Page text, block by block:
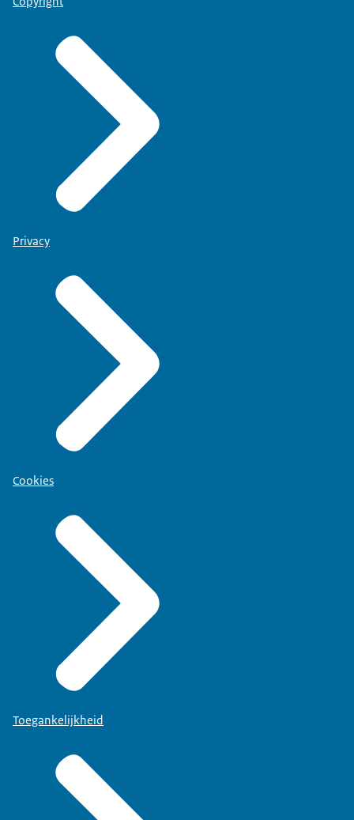
Privacy
Cookies
Toegankelijkheid